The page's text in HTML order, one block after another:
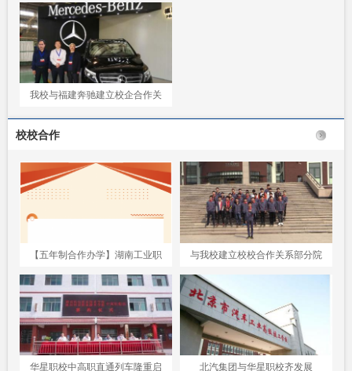
奔驰考核成为福建奔驰员工
我校与福建奔驰建立校企合作关
系
校校合作
【五年制合作办学】湖南工业职
院王璞书记一行莅临骅星学
与我校建立校校合作关系部分院
华星职校中高职直通列车隆重启 北汽集团与华星职校齐发展